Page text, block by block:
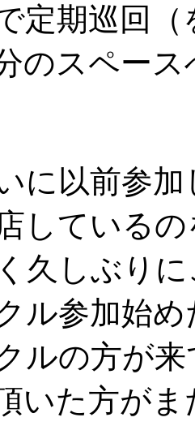
定期巡回（
のスペース
に以前参
している
久しぶり
ル参加始
ルの方が
いた方が